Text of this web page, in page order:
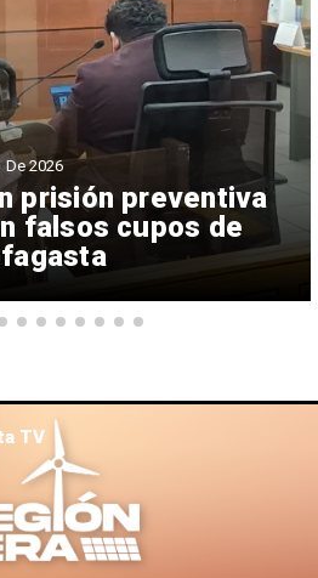
prisión preventiva
falsos cupos de
2026
TV